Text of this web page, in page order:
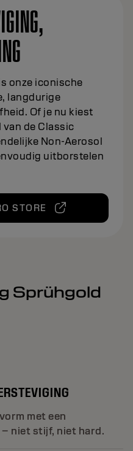
onze iconische
langdurige
Of je nu kiest
de Classic
Non-Aerosol
uitborstelen
STORE
Sprühgold
met een
niet stijf, niet hard.